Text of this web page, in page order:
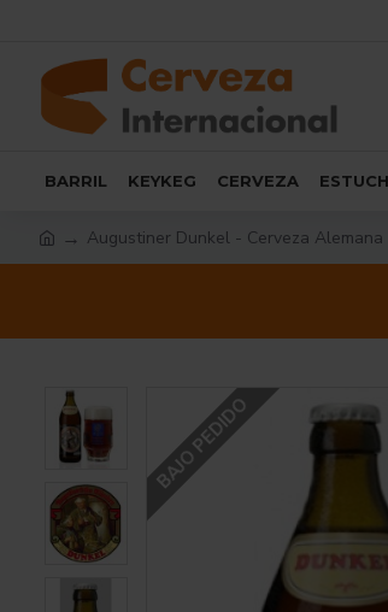
BARRIL KEYKEG CERVEZA
Augustiner Dunkel - Cerveza
BAJO PEDIDO